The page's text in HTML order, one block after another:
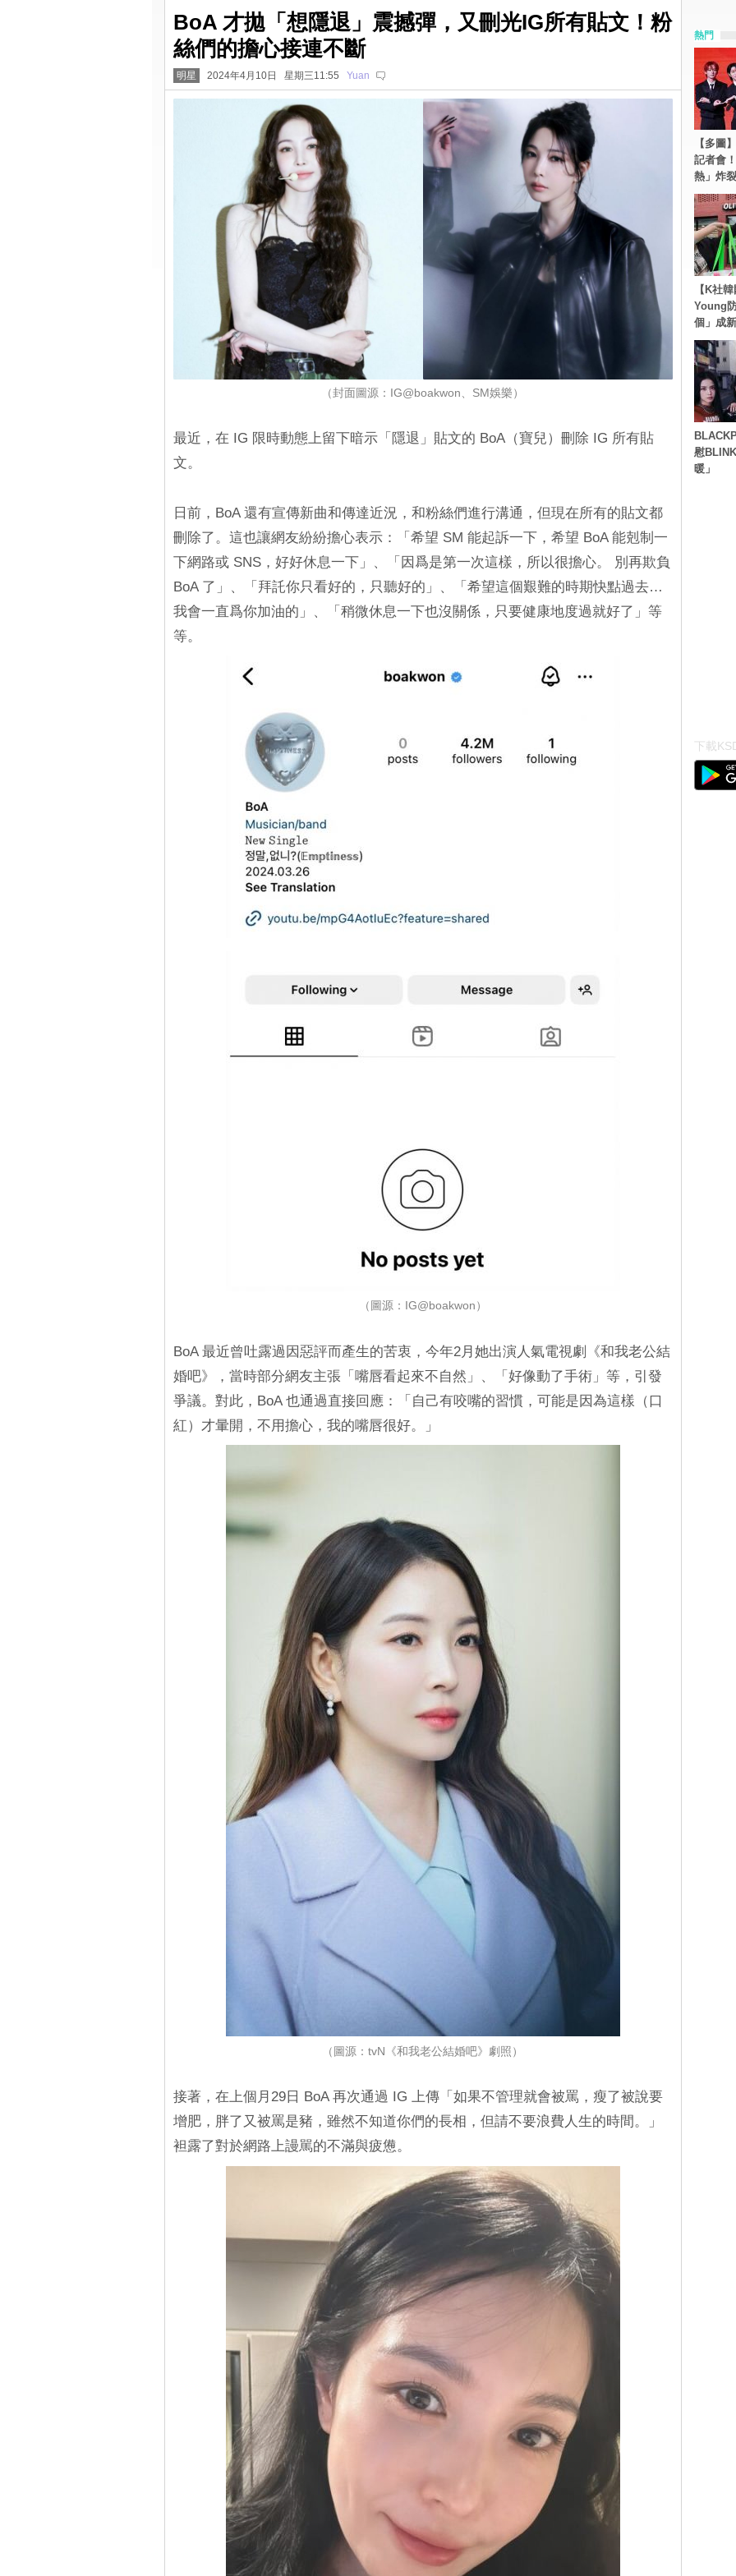
BoA 才拋「想隱退」震撼彈，又刪光IG所有貼文！粉
絲們的擔心接連不斷
明星 2024年4月10日 星期三11:55 Yuan
（封面圖源：IG@boakwon、SM娛樂）
最近，在 IG 限時動態上留下暗示「隱退」貼文的 BoA（寶兒）刪除 IG 所有貼
文。
日前，BoA 還有宣傳新曲和傳達近況，和粉絲們進行溝通，但現在所有的貼文都
刪除了。這也讓網友紛紛擔心表示：「希望 SM 能起訴一下，希望 BoA 能剋制一
下網路或 SNS，好好休息一下」、「因爲是第一次這樣，所以很擔心。 別再欺負
BoA 了」、「拜託你只看好的，只聽好的」、「希望這個艱難的時期快點過去…
我會一直爲你加油的」、「稍微休息一下也沒關係，只要健康地度過就好了」等
等。
（圖源：IG@boakwon）
BoA 最近曾吐露過因惡評而產生的苦衷，今年2月她出演人氣電視劇《和我老公結
婚吧》，當時部分網友主張「嘴唇看起來不自然」、「好像動了手術」等，引發
爭議。對此，BoA 也通過直接回應：「自己有咬嘴的習慣，可能是因為這樣（口
紅）才暈開，不用擔心，我的嘴唇很好。」
（圖源：tvN《和我老公結婚吧》劇照）
接著，在上個月29日 BoA 再次通過 IG 上傳「如果不管理就會被罵，瘦了被說要
增肥，胖了又被罵是豬，雖然不知道你們的長相，但請不要浪費人生的時間。」
袒露了對於網路上謾駡的不滿與疲憊。
熱門
【多圖
記者會
熱」炸
【K社
Young
個」成
慰
暖」
下載